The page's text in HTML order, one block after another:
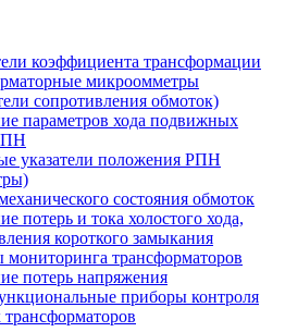
коэффициента трансформации
микроомметры
сопротивления обмоток)
параметров хода подвижных
указатели положения РПН
состояния обмоток
потерь и тока холостого хода,
короткого замыкания
трансформаторов
потерь напряжения
приборы контроля